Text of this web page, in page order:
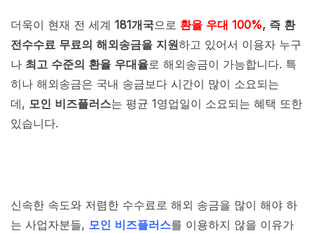
더욱이 현재 전 세계 181개국으로 환율 우대 100%, 즉 환
전수수료 무료의 해외송금을 지원하고 있어서 이용자 누구
나 최고 수준의 환율 우대율로 해외송금이 가능합니다. 특
히나 해외송금은 국내 송금보다 시간이 많이 소요되는
데, 모인 비즈플러스는 평균 1영업일이 소요되는 혜택 또한
있습니다.
신속한 속도와 저렴한 수수료로 해외 송금을 많이 해야 하
는 사업자분들, 모인 비즈플러스를 이용하지 않을 이유가